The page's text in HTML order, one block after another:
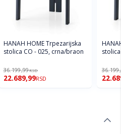
HANAH HOME Trpezarijska
stolica CO - 025, crna/braon
36.199,99RSD
22.689,99RSD
HANAH HOME